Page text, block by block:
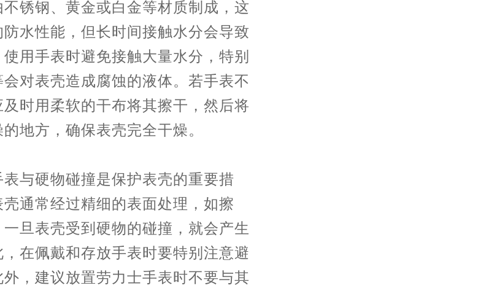
锈钢、黄金或白金等材质制成，这
水性能，但长时间接触水分会导致
用手表时避免接触大量水分，特别
对表壳造成腐蚀的液体。若手表不
时用柔软的干布将其擦干，然后将
地方，确保表壳完全干燥。
硬物碰撞是保护表壳的重要措
通常经过精细的表面处理，如擦
旦表壳受到硬物的碰撞，就会产生
在佩戴和存放手表时要特别注意避
，建议放置劳力士手表时不要与其